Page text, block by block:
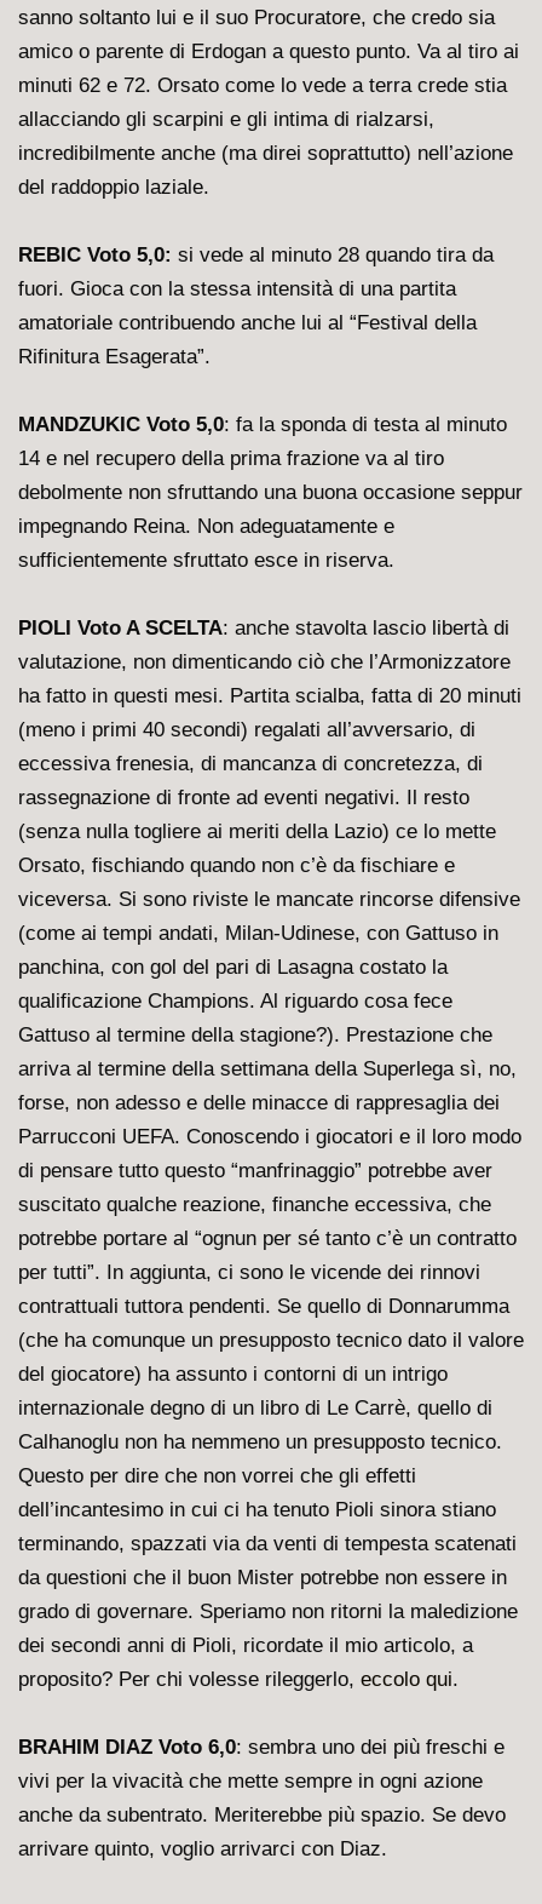
sanno soltanto lui e il suo Procuratore, che credo sia
amico o parente di Erdogan a questo punto. Va al tiro ai
minuti 62 e 72. Orsato come lo vede a terra crede stia
allacciando gli scarpini e gli intima di rialzarsi,
incredibilmente anche (ma direi soprattutto) nell’azione
del raddoppio laziale.
REBIC Voto 5,0: si vede al minuto 28 quando tira da
fuori. Gioca con la stessa intensità di una partita
amatoriale contribuendo anche lui al “Festival della
Rifinitura Esagerata”.
MANDZUKIC Voto 5,0: fa la sponda di testa al minuto
14 e nel recupero della prima frazione va al tiro
debolmente non sfruttando una buona occasione seppur
impegnando Reina. Non adeguatamente e
sufficientemente sfruttato esce in riserva.
PIOLI Voto A SCELTA: anche stavolta lascio libertà di
valutazione, non dimenticando ciò che l’Armonizzatore
ha fatto in questi mesi. Partita scialba, fatta di 20 minuti
(meno i primi 40 secondi) regalati all’avversario, di
eccessiva frenesia, di mancanza di concretezza, di
rassegnazione di fronte ad eventi negativi. Il resto
(senza nulla togliere ai meriti della Lazio) ce lo mette
Orsato, fischiando quando non c’è da fischiare e
viceversa. Si sono riviste le mancate rincorse difensive
(come ai tempi andati, Milan-Udinese, con Gattuso in
panchina, con gol del pari di Lasagna costato la
qualificazione Champions. Al riguardo cosa fece
Gattuso al termine della stagione?). Prestazione che
arriva al termine della settimana della Superlega sì, no,
forse, non adesso e delle minacce di rappresaglia dei
Parrucconi UEFA. Conoscendo i giocatori e il loro modo
di pensare tutto questo “manfrinaggio” potrebbe aver
suscitato qualche reazione, finanche eccessiva, che
potrebbe portare al “ognun per sé tanto c’è un contratto
per tutti”. In aggiunta, ci sono le vicende dei rinnovi
contrattuali tuttora pendenti. Se quello di Donnarumma
(che ha comunque un presupposto tecnico dato il valore
del giocatore) ha assunto i contorni di un intrigo
internazionale degno di un libro di Le Carrè, quello di
Calhanoglu non ha nemmeno un presupposto tecnico.
Questo per dire che non vorrei che gli effetti
dell’incantesimo in cui ci ha tenuto Pioli sinora stiano
terminando, spazzati via da venti di tempesta scatenati
da questioni che il buon Mister potrebbe non essere in
grado di governare. Speriamo non ritorni la maledizione
dei secondi anni di Pioli, ricordate il mio articolo, a
proposito? Per chi volesse rileggerlo, eccolo qui.
BRAHIM DIAZ Voto 6,0: sembra uno dei più freschi e
vivi per la vivacità che mette sempre in ogni azione
anche da subentrato. Meriterebbe più spazio. Se devo
arrivare quinto, voglio arrivarci con Diaz.